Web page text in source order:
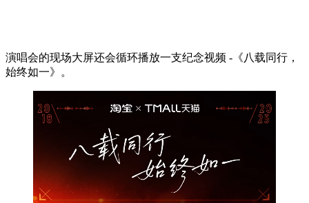
演唱会的现场大屏还会循环播放一支纪念视频 -《八载同行，
始终如一》。